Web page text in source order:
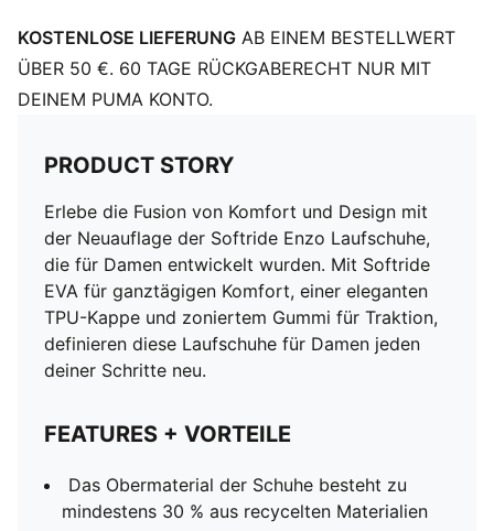
KOSTENLOSE LIEFERUNG AB EINEM BESTELLWERT
ÜBER 50 €. 60 TAGE RÜCKGABERECHT NUR MIT
DEINEM PUMA KONTO.
PRODUCT STORY
Erlebe die Fusion von Komfort und Design mit
der Neuauflage der Softride Enzo Laufschuhe,
die für Damen entwickelt wurden. Mit Softride
EVA für ganztägigen Komfort, einer eleganten
TPU-Kappe und zoniertem Gummi für Traktion,
definieren diese Laufschuhe für Damen jeden
deiner Schritte neu.
FEATURES + VORTEILE
Das Obermaterial der Schuhe besteht zu
mindestens 30 % aus recycelten Materialien